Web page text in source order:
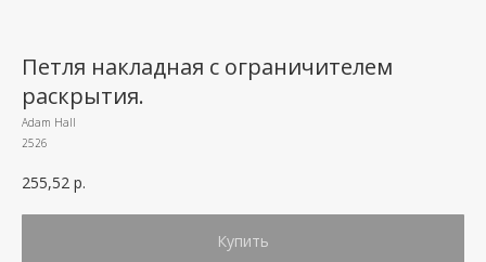
Петля накладная с ограничителем
раскрытия.
Adam Hall
2526
255,52 р.
Купить